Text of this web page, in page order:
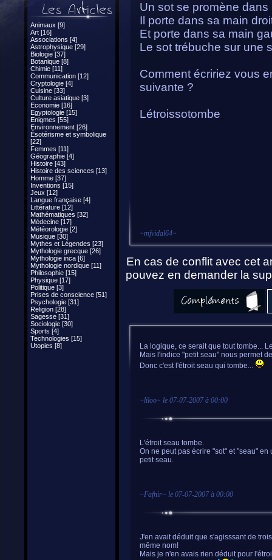
Animaux [9]
Art [16]
Associations [4]
Astrophysique [29]
Biologie [37]
Botanique [8]
Chimie [11]
Communication [12]
Cryptologie [4]
Cuisine [33]
Culture asiatique [3]
Economie [16]
Egyptologie [15]
Enigmes [55]
Environnement [26]
Ésotérisme et symbolique
[22]
Femmes [11]
Géographie [4]
Histoire [43]
Histoire des sciences [13]
Homme [37]
Inventions [15]
Jeux [12]
Langue française [4]
Littérature [12]
Mathématiques [32]
Médecine [17]
Météorologie [2]
Musique [30]
Mythes et Légendes [23]
Mythologie grecque [26]
Mythologie inca [6]
Mythologie nordique [11]
Philosophie [15]
Physique [17]
Politique [3]
Prises de conscience [51]
Psychologie [31]
Religion [28]
Sagesse [31]
Sociologie [30]
Sports [4]
Technologies [15]
Utopies [8]
Un sot se promène dans
Il porte dans sa main
Et porte dans sa main
Le sot trébuche sur une
Comment écririez vous
suivante ?
Létroissotombe
~mfvidal64~
En cas de conflit avec cet
pouvez en demander la
La logique, ce serait que tout tombe...
Mais l'indice "petit seau" nous permet
Donc c'est l'étroit seau qui tombe...
~liloo~ le 07-07-2007 à 00:00
L'étroit seau tombe.
On ne peut pas écrire "sot" et "seau"
petit seau.
~Fafnir~ le 07-07-2007 à 00:00
J'en avait déduit que s'agisssant de
même nom!
Mais je n'en avais rien déduit pour